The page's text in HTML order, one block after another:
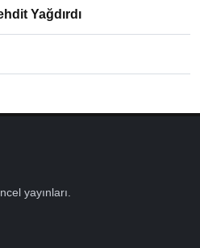
Yağdırdı
yayınları.